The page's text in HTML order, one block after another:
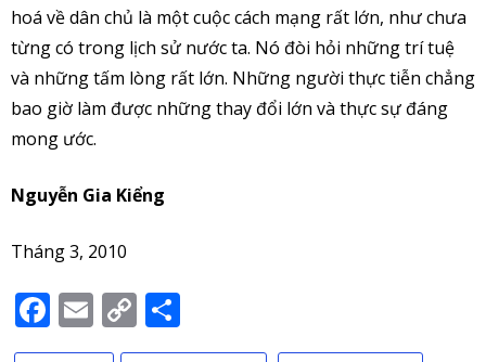
hoá về dân chủ là một cuộc cách mạng rất lớn, như chưa
từng có trong lịch sử nước ta. Nó đòi hỏi những trí tuệ
và những tấm lòng rất lớn. Những người thực tiễn chẳng
bao giờ làm được những thay đổi lớn và thực sự đáng
mong ước.
Nguyễn Gia Kiểng
Tháng 3, 2010
Facebook
Email
Copy
Link